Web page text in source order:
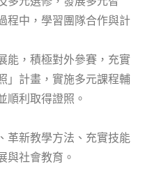
程中，學習團隊合作與計
，積極對外參賽，充實
」計畫，實施多元課程輔
順利取得證照。
新教學方法、充實技能
與社會教育。